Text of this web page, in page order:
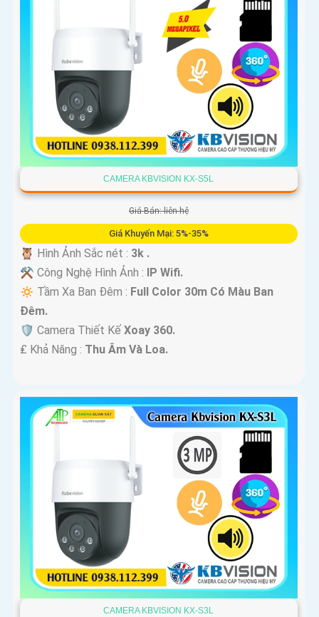
CAMERA KBVISION KX-S5L
Giá Bán: liên hệ
Giá Khuyến Mại: 5%-35%
🦉 Hình Ảnh Sắc nét : 3k .
⚒ Công Nghệ Hình Ảnh : IP Wifi.
🔅 Tầm Xa Ban Đêm : Full Color 30m Có Màu Ban
Ðêm.
🛡 Camera Thiết Kế Xoay 360.
️₤ Khả Năng : Thu Âm Và Loa.
CAMERA KBVISION KX-S3L